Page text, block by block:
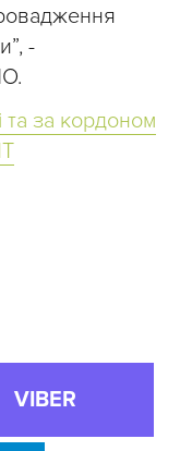
-
та за кордоном
VIBER